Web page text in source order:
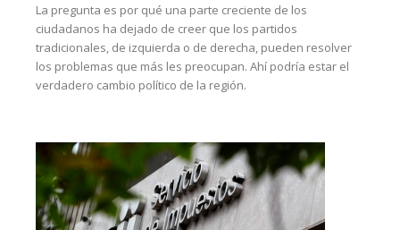
La pregunta es por qué una parte creciente de los
ciudadanos ha dejado de creer que los partidos
tradicionales, de izquierda o de derecha, pueden resolver
los problemas que más les preocupan. Ahí podría estar el
verdadero cambio político de la región.